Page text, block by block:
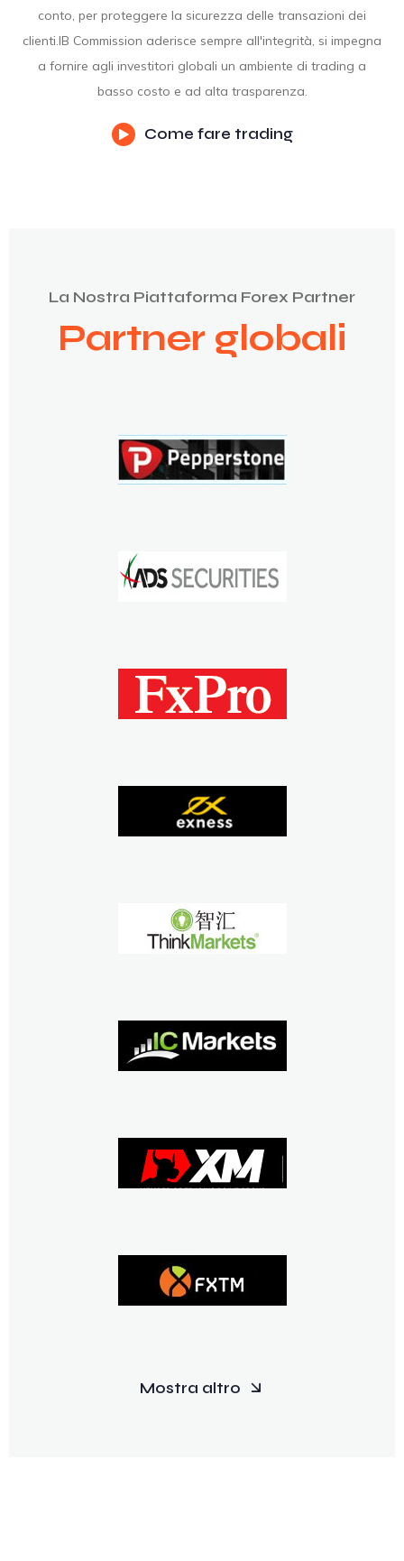
conto, per proteggere la sicurezza delle transazioni dei
clienti.IB Commission aderisce sempre all'integrità, si impegna
a fornire agli investitori globali un ambiente di trading a
basso costo e ad alta trasparenza.
Come fare trading
La Nostra Piattaforma Forex Partner
Partner globali
Mostra altro